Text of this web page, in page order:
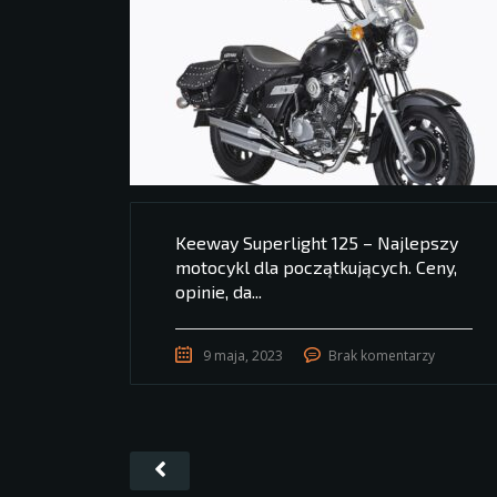
Keeway Superlight 125 – Najlepszy
motocykl dla początkujących. Ceny,
opinie, da...
9 maja, 2023 Brak komentarzy